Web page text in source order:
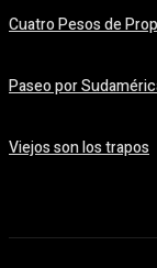
Cuatro Pesos de
Paseo por
Viejos son los trapos